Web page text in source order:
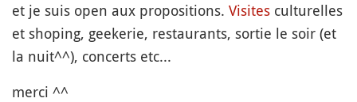
et je suis open aux propositions. Visites culturelles
et shoping, geekerie, restaurants, sortie le soir (et
la nuit^^), concerts etc...
merci ^^